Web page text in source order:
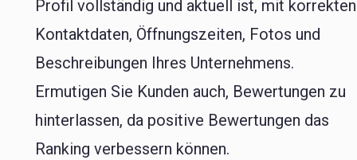
Profil vollständig und aktuell ist, mit korrekten
Kontaktdaten, Öffnungszeiten, Fotos und
Beschreibungen Ihres Unternehmens.
Ermutigen Sie Kunden auch, Bewertungen zu
hinterlassen, da positive Bewertungen das
Ranking verbessern können.